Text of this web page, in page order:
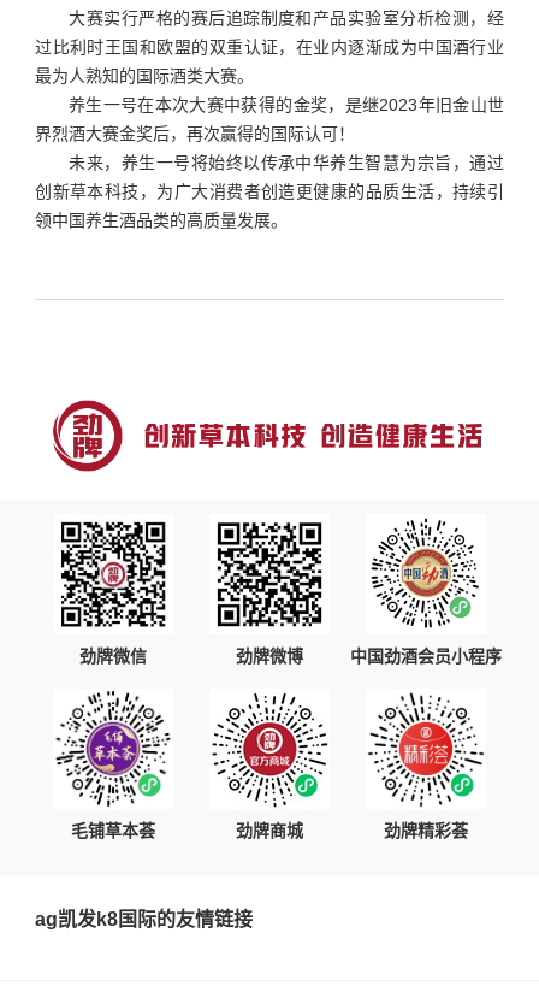
大赛实行严格的赛后追踪制度和产品实验室分析检测，经
过比利时王国和欧盟的双重认证，在业内逐渐成为中国酒行业
最为人熟知的国际酒类大赛。
养生一号在本次大赛中获得的金奖，是继2023年旧金山世
界烈酒大赛金奖后，再次赢得的国际认可！
未来，养生一号将始终以传承中华养生智慧为宗旨，通过
创新草本科技，为广大消费者创造更健康的品质生活，持续引
领中国养生酒品类的高质量发展。
劲牌微信 劲牌微博 中国劲酒会员小程序
毛铺草本荟 劲牌商城 劲牌精彩荟
ag凯发k8国际的友情链接